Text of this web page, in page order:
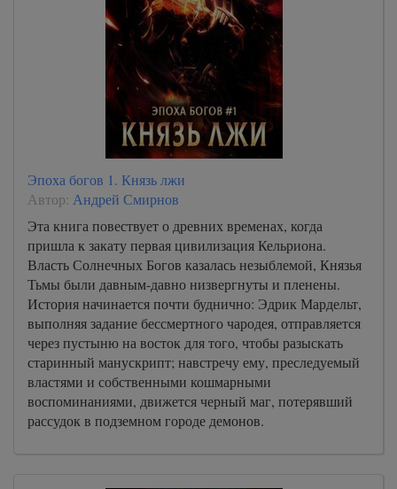
Эпоха богов 1. Князь лжи
Автор: Андрей Смирнов
Эта книга повествует о древних временах, когда
пришла к закату первая цивилизация Кельриона.
Власть Солнечных Богов казалась незыблемой, Князья
Тьмы были давным-давно низвергнуты и пленены.
История начинается почти буднично: Эдрик Мардельт,
выполняя задание бессмертного чародея, отправляется
через пустыню на восток для того, чтобы разыскать
старинный манускрипт; навстречу ему, преследуемый
властями и собственными кошмарными
воспоминаниями, движется черный маг, потерявший
рассудок в подземном городе демонов.